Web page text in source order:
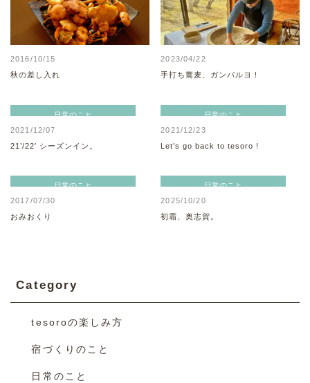
2016/10/15
秋の差し入れ
2023/04/22
手打ち蕎麦、ガンバルヨ！
日常のこと
2021/12/07
21’/22′ シーズンイン。
日常のこと
2021/12/23
Let’s go back to tesoro !
日常のこと
2017/07/30
おみおくり
日常のこと
2025/10/20
初霜、奥志賀。
Category
tesoroの楽しみ方
宿づくりのこと
日常のこと